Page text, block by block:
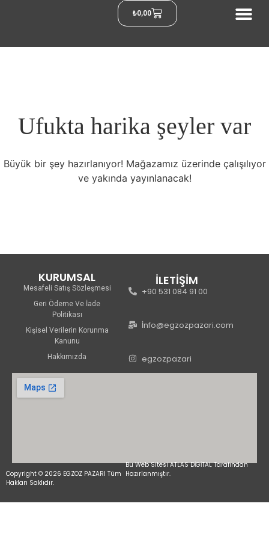
₺0,00
Ufukta harika şeyler var
Büyük bir şey hazırlanıyor! Mağazamız üzerinde çalışılıyor
ve yakında yayınlanacak!
KURUMSAL
Mesafeli Satış Sözleşmesi
Geri Ödeme Ve İade
Politikası
Kişisel Verilerin Korunma
Kanunu
Hakkımızda
İLETİŞİM
+90 531 084 91 00
İnfo@egzozpazari.com
egzozpazari
Copyright © 2026 EGZOZ PAZARI Tüm
Hakları Saklıdır.
Bu Web Sitesi ATLAS DİGİTAL Tarafından
Hazırlanmıştır.